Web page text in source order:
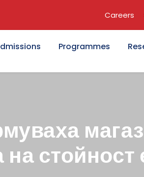
Careers
Programmes
на